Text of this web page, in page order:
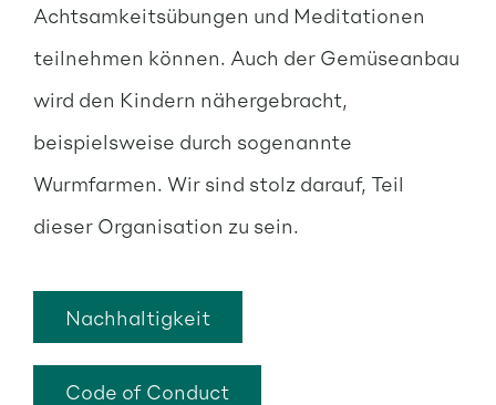
Achtsamkeitsübungen und Meditationen
teilnehmen können. Auch der Gemüseanbau
wird den Kindern nähergebracht,
beispielsweise durch sogenannte
Wurmfarmen. Wir sind stolz darauf, Teil
dieser Organisation zu sein.
Nachhaltigkeit
Code of Conduct